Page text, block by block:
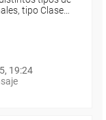
tipo Clase…
19:24